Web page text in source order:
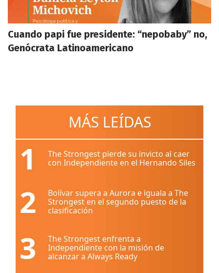
Cuando papi fue presidente: “nepobaby” no,
Genócrata Latinoamericano
MÁS LEÍDAS
1
The Strongest pierde su invicto al caer
con Independiente en el Hernando Siles
2
Bolívar supera a Aurora e iguala a The
Strongest en el segundo puesto de la
clasificación
3
The Strongest enfrenta a
Independiente con la misión de
alcanzar a Always Ready